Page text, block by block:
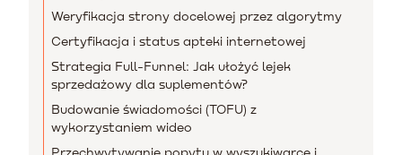
Weryfikacja strony docelowej przez algorytmy
Certyfikacja i status apteki internetowej
Strategia Full-Funnel: Jak ułożyć lejek
sprzedażowy dla suplementów?
Budowanie świadomości (TOFU) z
wykorzystaniem wideo